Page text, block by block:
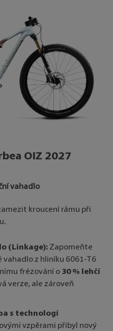
OIZ 2027
vahadlo
kroucení rámu při
(Linkage):Zapomeňte
vahadlo z hliníku 6061-T6
frézování o 30 % lehčí
verze, ale zároveň
s technologí
vzpěrami přibyl nový